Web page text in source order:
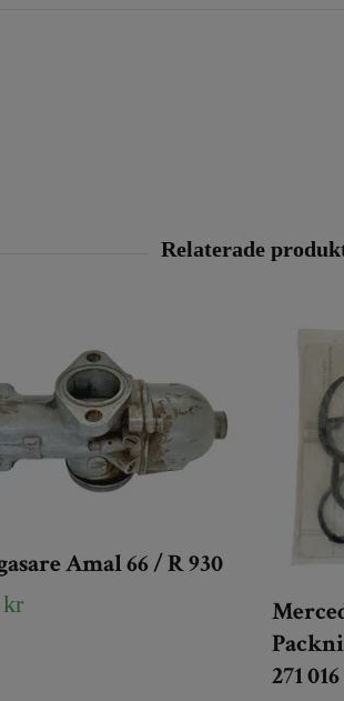
Amal 66 / R 930
271